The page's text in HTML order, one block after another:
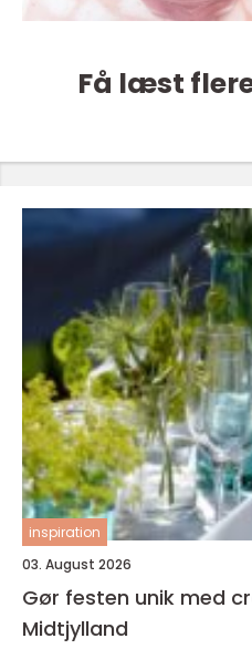
Få læst
inspiration
03. August 2026
Gør festen unik med
Midtjylland